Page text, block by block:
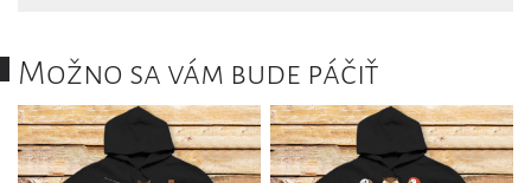
Možno sa vám bude páčiť